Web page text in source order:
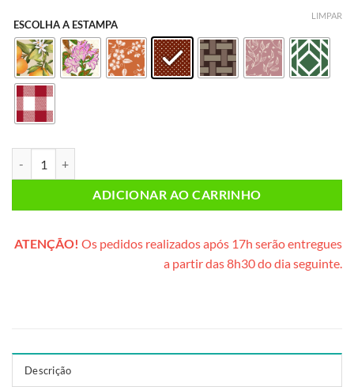
de cliente
ESCOLHA A ESTAMPA
LIMPAR
ADICIONAR AO CARRINHO
ATENÇÃO! Os pedidos realizados após 17h serão entregues
a partir das 8h30 do dia seguinte.
Descrição